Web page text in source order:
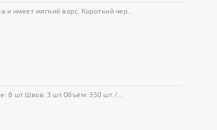
имеет мягкий ворс. Короткий чер...
8 шт.Швов: 3 шт.Объём: 350 шт./...